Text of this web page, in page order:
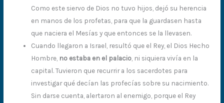
Como este siervo de Dios no tuvo hijos, dejó su herencia
en manos de los profetas, para que la guardasen hasta
que naciera el Mesías y que entonces se la llevasen.
Cuando llegaron a Israel, resultó que el Rey, el Dios Hecho
Hombre, no estaba en el palacio , ni siquiera vivía en la
capital. Tuvieron que recurrir a los sacerdotes para
investigar qué decían las profecías sobre su nacimiento.
Sin darse cuenta, alertaron al enemigo, porque el Rey